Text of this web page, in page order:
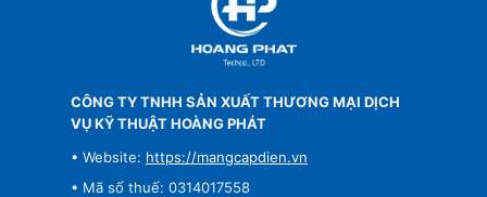
CÔNG TY TNHH SẢN XUẤT THƯƠNG MẠI DỊCH
VỤ KỸ THUẬT HOÀNG PHÁT
• Website: https://mangcapdien.vn
• Mã số thuế: 0314017558